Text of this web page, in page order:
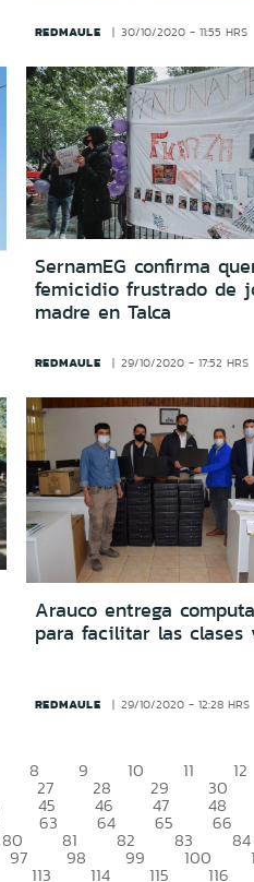
REDMAULE 30/10/2020 - 11:55 HRS
SernamEG confirma
femicidio frustrado de
madre en Talca
REDMAULE 29/10/2020 - 17:52 HRS
Arauco entrega
para facilitar las clases
REDMAULE 29/10/2020 - 12:28 HRS
8 9 10 11 12
27 28 29 30
45 46 47 48
63 64 65 66
80 81 82 83 84
97 98 99 100
113 114 115 116